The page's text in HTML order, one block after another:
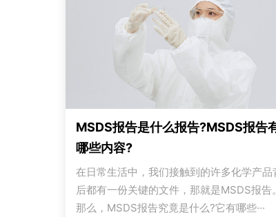
MSDS报告是什么报告?MSDS报告
哪些内容?
在日常生活中，我们接触到的许多化学产品
后都有一份关键的文件，那就是MSDS报告。
那么，MSDS报告究竟是什么?它有哪些···